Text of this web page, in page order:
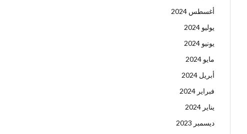
أغسطس 2024
يوليو 2024
يونيو 2024
مايو 2024
أبريل 2024
فبراير 2024
يناير 2024
ديسمبر 2023